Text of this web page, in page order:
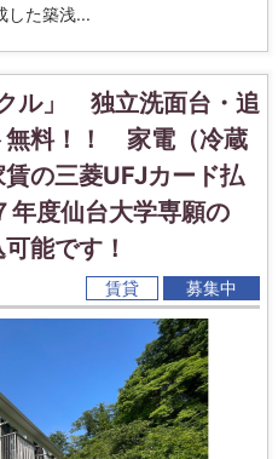
た築浅...
ル」 独立洗面台・追
無料！！ 家電（冷蔵
の三菱UFJカード払
年度仙台大学専願の
能です！
賃貸 募集中